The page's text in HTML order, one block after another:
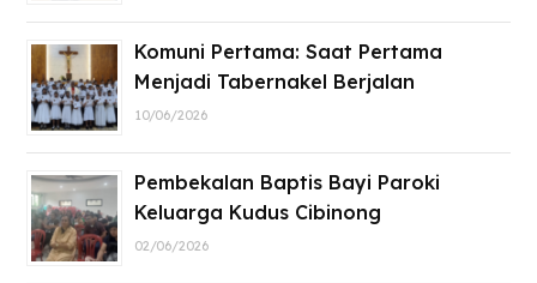
Komuni Pertama: Saat Pertama
Menjadi Tabernakel Berjalan
10/06/2026
Pembekalan Baptis Bayi Paroki
Keluarga Kudus Cibinong
02/06/2026